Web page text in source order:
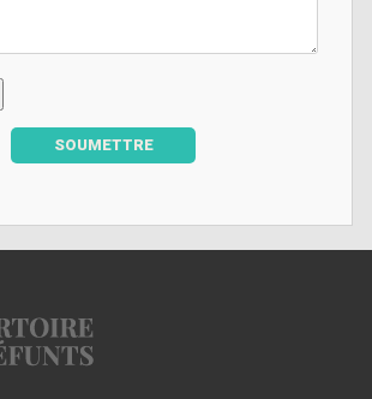
SOUMETTRE